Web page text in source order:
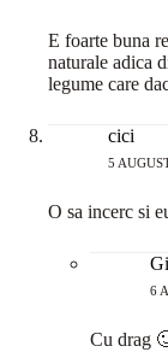
E foarte buna
naturale adica
legume care
cici
5
O sa incerc si
6
Cu drag